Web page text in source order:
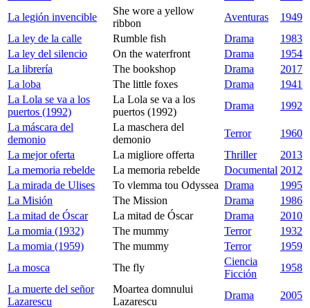
La legión invencible
She wore a yellow
ribbon
Aventuras
1949
La ley de la calle
Rumble fish Drama
1983
La ley del silencio
On the waterfront Drama
1954
La librería
The bookshop Drama
2017
La loba
The little foxes Drama
1941
La Lola se va a los
puertos (1992)
La Lola se va a los
puertos (1992)
Drama
1992
La máscara del
demonio
La maschera del
demonio
Terror
1960
La mejor oferta
La migliore offerta Thriller
2013
La memoria rebelde
La memoria rebelde Documental 2012
La mirada de Ulises
To vlemma tou Odyssea Drama
1995
La Misión
The Mission Drama
1986
La mitad de Óscar
La mitad de Óscar Drama
2010
La momia (1932)
The mummy Terror
1932
La momia (1959)
The mummy Terror
1959
La mosca
The fly
Ciencia
Ficción
1958
La muerte del señor
Lazarescu
Moartea domnului
Lazarescu
Drama
2005